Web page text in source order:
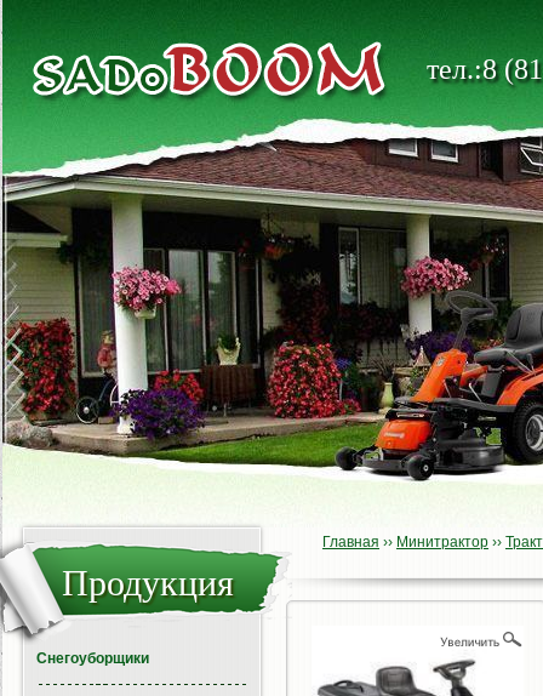
тел.:8
Главная ›› Минитрактор ››
Продукция
Снегоуборщики